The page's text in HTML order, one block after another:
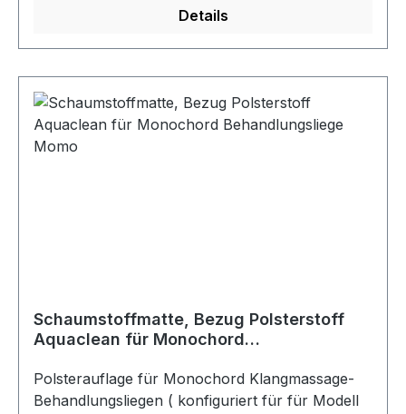
(auch Klangwoge genannt) gelegt wird, lässt sich
herstellen.Patienten/Klienten liegen waagerecht
auf der Klangwoge. Körperbehandlungen sind
dadurch sehr gut möglich.
Details
Schaumstoffmatte, Bezug Polsterstoff
Aquaclean für Monochord
Polsterauflage für Monochord Klangmassage-
Behandlungsliegen ( konfiguriert für für Modell